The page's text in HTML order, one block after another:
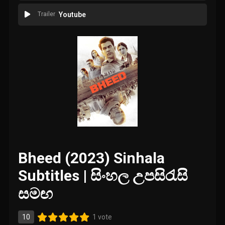
Trailer Youtube
Bheed (2023) Sinhala
Subtitles | සිංහල උපසිරැසි
සමඟ
10 1 vote